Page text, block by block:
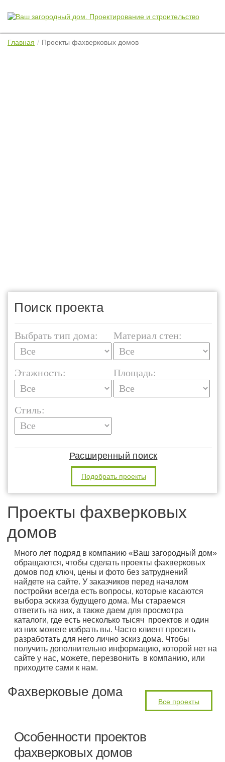
Главная Проекты фахверковых домов
Поиск проекта
Выбрать тип дома: Материал стен:
Этажность: Площадь:
Стиль:
Расширенный поиск
Подобрать проекты
Проекты фахверковых
домов
Много лет подряд в компанию «Ваш загородный дом»
обращаются, чтобы сделать проекты фахверковых
домов под ключ, цены и фото без затруднений
найдете на сайте. У заказчиков перед началом
постройки всегда есть вопросы, которые касаются
выбора эскиза будущего дома. Мы стараемся
ответить на них, а также даем для просмотра
каталоги, где есть несколько тысяч проектов и один
из них можете избрать вы. Часто клиент просить
разработать для него лично эскиз дома. Чтобы
получить дополнительно информацию, которой нет на
сайте у нас, можете, перезвонить в компанию, или
приходите сами к нам.
Фахверковые дома
Все проекты
Особенности проектов
фахверковых домов